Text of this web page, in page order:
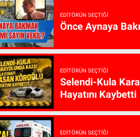
EDITÖRÜN SEÇTIĞI
Önce Aynaya
EDITÖRÜN SEÇTIĞI
Selendi-Kula
Hayatını Kaybetti
EDITÖRÜN SEÇTIĞI